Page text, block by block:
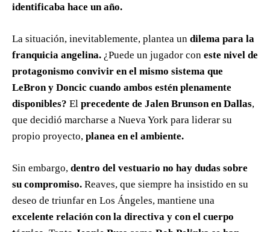
identificaba hace un año.
La situación, inevitablemente, plantea un dilema para la
franquicia angelina. ¿Puede un jugador con este nivel de
protagonismo convivir en el mismo sistema que
LeBron y Doncic cuando ambos estén plenamente
disponibles? El precedente de Jalen Brunson en Dallas,
que decidió marcharse a Nueva York para liderar su
propio proyecto, planea en el ambiente.
Sin embargo, dentro del vestuario no hay dudas sobre
su compromiso. Reaves, que siempre ha insistido en su
deseo de triunfar en Los Ángeles, mantiene una
excelente relación con la directiva y con el cuerpo